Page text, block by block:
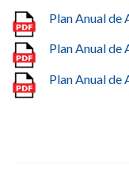
Plan Anual de
Plan Anual de
Plan Anual de